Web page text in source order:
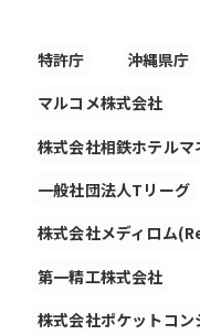
特許庁 沖縄県庁
マルコメ株式会社
株式会社相鉄ホテルマ
一般社団法人Tリーグ
株式会社メディロム
第一精工株式会社
株式会社ポケットコ